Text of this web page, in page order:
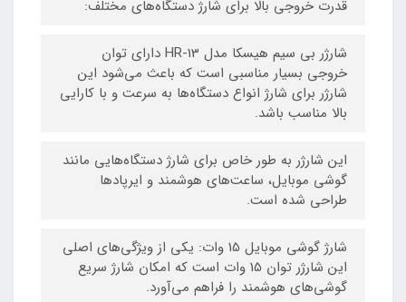
قدرت خروجی بالا برای شارژ دستگاه‌های مختلف:
شارژر بی سیم هیسکا مدل HR-13 دارای توان
خروجی بسیار مناسبی است که باعث می‌شود این
شارژر برای شارژ انواع دستگاه‌ها به سرعت و با کارایی
بالا مناسب باشد.
این شارژر به طور خاص برای شارژ دستگاه‌هایی مانند
گوشی موبایل، ساعت‌های هوشمند و ایرپادها
طراحی شده است.
شارژ گوشی موبایل 15 وات: یکی از ویژگی‌های اصلی
این شارژر توان 15 وات است که امکان شارژ سریع
گوشی‌های هوشمند را فراهم می‌آورد.